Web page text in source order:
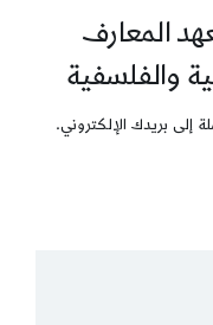
المعارف
والفلسفية
إلى بريدك الإلكتروني.